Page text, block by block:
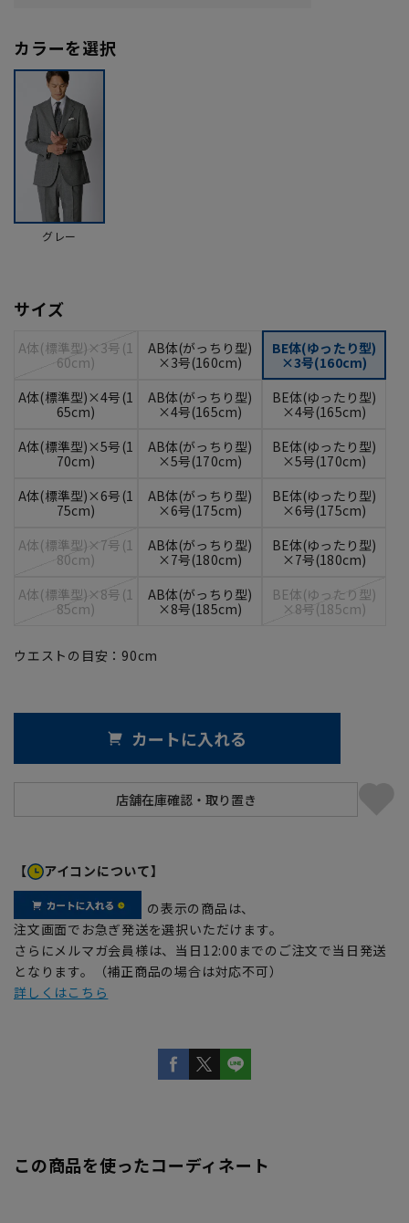
カラーを選択
グレー
サイズ
A体(標準型)×3号(1
60cm)
AB体(がっちり型)
×3号(160cm)
BE体(ゆったり型)
×3号(160cm)
A体(標準型)×4号(1
65cm)
AB体(がっちり型)
×4号(165cm)
BE体(ゆったり型)
×4号(165cm)
A体(標準型)×5号(1
70cm)
AB体(がっちり型)
×5号(170cm)
BE体(ゆったり型)
×5号(170cm)
A体(標準型)×6号(1
75cm)
AB体(がっちり型)
×6号(175cm)
BE体(ゆったり型)
×6号(175cm)
A体(標準型)×7号(1
80cm)
AB体(がっちり型)
×7号(180cm)
BE体(ゆったり型)
×7号(180cm)
A体(標準型)×8号(1
85cm)
AB体(がっちり型)
×8号(185cm)
BE体(ゆったり型)
×8号(185cm)
ウエストの目安： 90cm
カートに入れる
【 アイコンについて】
の表示の商品は、
注文画面でお急ぎ発送を選択いただけます。
さらにメルマガ会員様は、当日12:00までのご注文で当日発送
となります。（補正商品の場合は対応不可）
詳しくはこちら
この商品を使ったコーディネート